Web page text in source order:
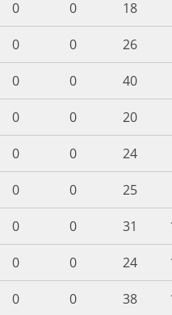
0 0
18
0 0
26
0 0
40
0 0
20
0 0
24
0 0
25
0 0 31
0 0 24
0 0 38